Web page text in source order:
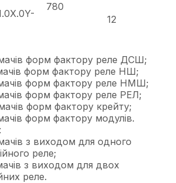
780
12
форм фактору реле ДСШ;
форм фактору реле НШ;
форм фактору реле НМШ;
форм фактору реле РЕЛ;
форм фактору крейту;
форм фактору модулів.
з виходом для одного
реле;
з виходом для двох
реле.